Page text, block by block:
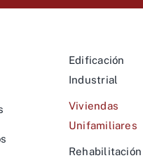
Edificación
Industrial
Viviendas
Unifamiliares
Rehabilitación